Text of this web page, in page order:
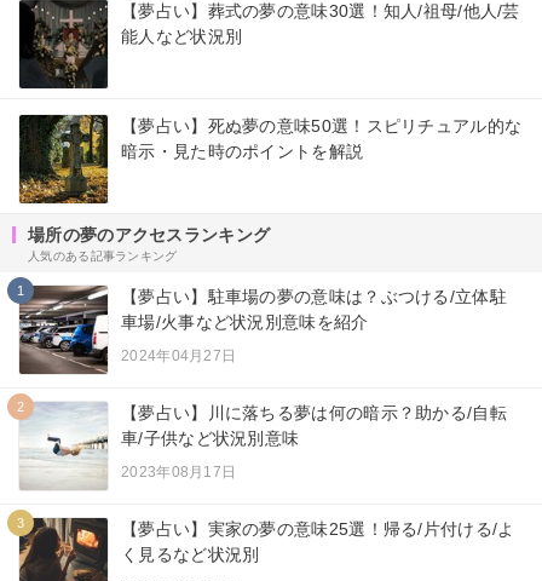
【夢占い】葬式の夢の意味30選！知人/祖母/他人/芸
能人など状況別
【夢占い】死ぬ夢の意味50選！スピリチュアル的な
暗示・見た時のポイントを解説
場所の夢のアクセスランキング
人気のある記事ランキング
1
【夢占い】駐車場の夢の意味は？ぶつける/立体駐
車場/火事など状況別意味を紹介
2024年04月27日
2
【夢占い】川に落ちる夢は何の暗示？助かる/自転
車/子供など状況別意味
2023年08月17日
3
【夢占い】実家の夢の意味25選！帰る/片付ける/よ
く見るなど状況別